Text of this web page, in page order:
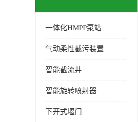
一体化HMPP泵站
气动柔性截污装置
智能截流井
智能旋转喷射器
下开式堰门